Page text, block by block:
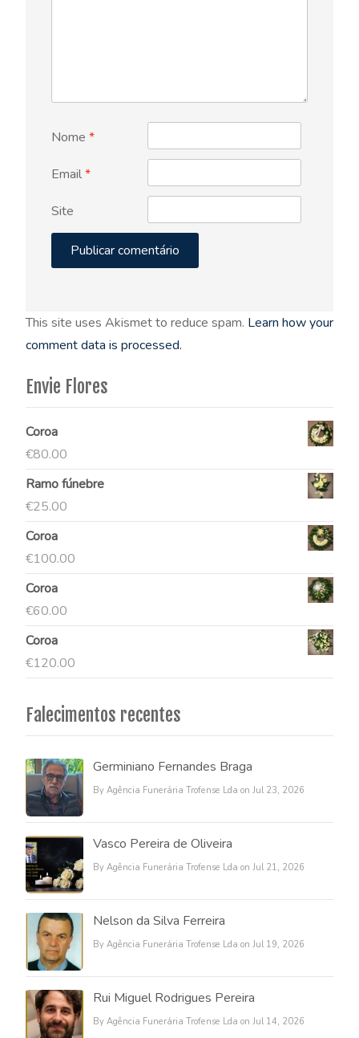
Nome *
Email*
Site
This site uses Akismet to reduce spam. Learn how your
comment data is processed.
Envie Flores
Coroa
€80.00
Ramo fúnebre
€25.00
Coroa
€100.00
Coroa
€60.00
Coroa
€120.00
Falecimentos recentes
Germiniano Fernandes Braga
By Agência Funerária Trofense Lda on Jul 23, 2026
Vasco Pereira de Oliveira
By Agência Funerária Trofense Lda on Jul 21, 2026
Nelson da Silva Ferreira
By Agência Funerária Trofense Lda on Jul 19, 2026
Rui Miguel Rodrigues Pereira
By Agência Funerária Trofense Lda on Jul 14, 2026